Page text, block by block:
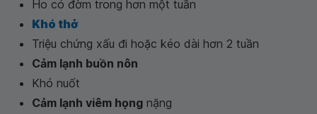
Ho có đờm trong hơn một tuần
Khó thở
Triệu chứng xấu đi hoặc kéo dài hơn 2 tuần
Cảm lạnh buồn nôn
Khó nuốt
Cảm lạnh viêm họng nặng